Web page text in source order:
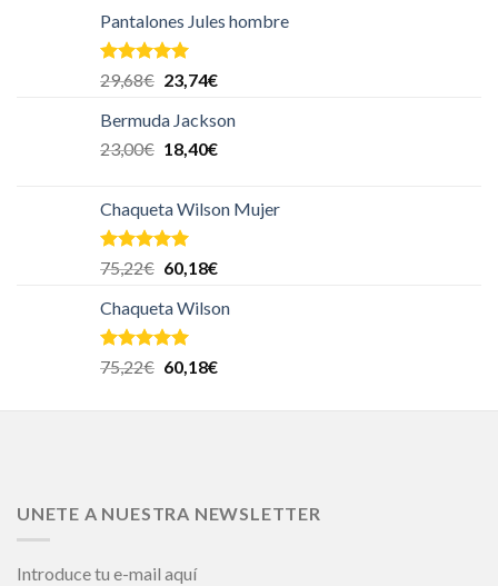
Pantalones Jules hombre
Valorado en
5.00
29,68€ 23,74€
Bermuda Jackson
23,00€ 18,40€
Chaqueta Wilson Mujer
Valorado en
5.00
75,22€ 60,18€
Chaqueta Wilson
Valorado en
5.00
75,22€ 60,18€
UNETE A NUESTRA NEWSLETTER
Introduce tu e-mail aquí